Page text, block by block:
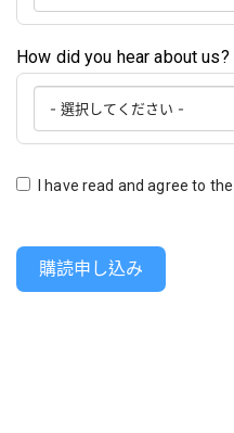
How did you hear about us?
I have read and agree to the
購読申し込み